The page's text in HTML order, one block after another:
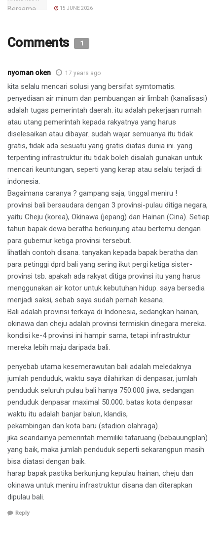
15 JUNE 2026
Comments 1
nyoman oken 17 years ago
kita selalu mencari solusi yang bersifat symtomatis.
penyediaan air minum dan pembuangan air limbah (kanalisasi)
adalah tugas pemerintah daerah. itu adalah pekerjaan rumah
atau utang pemerintah kepada rakyatnya yang harus
diselesaikan atau dibayar. sudah wajar semuanya itu tidak
gratis, tidak ada sesuatu yang gratis diatas dunia ini. yang
terpenting infrastruktur itu tidak boleh disalah gunakan untuk
mencari keuntungan, seperti yang kerap atau selalu terjadi di
indonesia.
Bagaimana caranya ? gampang saja, tinggal meniru !
provinsi bali bersaudara dengan 3 provinsi-pulau ditiga negara,
yaitu Cheju (korea), Okinawa (jepang) dan Hainan (Cina). Setiap
tahun bapak dewa beratha berkunjung atau bertemu dengan
para gubernur ketiga provinsi tersebut.
lihatlah contoh disana. tanyakan kepada bapak beratha dan
para petinggi dprd bali yang sering ikut pergi ketiga sister-
provinsi tsb. apakah ada rakyat ditiga provinsi itu yang harus
menggunakan air kotor untuk kebutuhan hidup. saya bersedia
menjadi saksi, sebab saya sudah pernah kesana.
Bali adalah provinsi terkaya di Indonesia, sedangkan hainan,
okinawa dan cheju adalah provinsi termiskin dinegara mereka.
kondisi ke-4 provinsi ini hampir sama, tetapi infrastruktur
mereka lebih maju daripada bali.
penyebab utama kesemerawutan bali adalah meledaknya
jumlah penduduk, waktu saya dilahirkan di denpasar, jumlah
penduduk seluruh pulau bali hanya 750.000 jiwa, sedangan
penduduk denpasar maximal 50.000. batas kota denpasar
waktu itu adalah banjar balun, klandis,
pekambingan dan kota baru (stadion olahraga).
jika seandainya pemerintah memiliki tataruang (bebauungplan)
yang baik, maka jumlah penduduk seperti sekarangpun masih
bisa diatasi dengan baik.
harap bapak pastika berkunjung kepulau hainan, cheju dan
okinawa untuk meniru infrastruktur disana dan diterapkan
dipulau bali.
Reply